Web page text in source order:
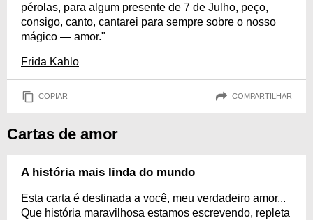
pérolas, para algum presente de 7 de Julho, peço,
consigo, canto, cantarei para sempre sobre o nosso
mágico — amor."
Frida Kahlo
COPIAR COMPARTILHAR
Cartas de amor
A história mais linda do mundo
Esta carta é destinada a você, meu verdadeiro amor...
Que história maravilhosa estamos escrevendo, repleta